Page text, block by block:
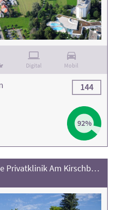
Digital Mobil
92%
144
Medical Park Bad Wiessee Privatklinik Am Kirschbaumhügel